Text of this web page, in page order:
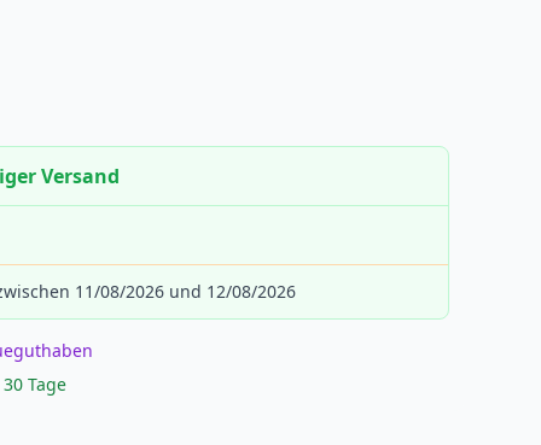
Versand
11/08/2026 und 12/08/2026
Tage